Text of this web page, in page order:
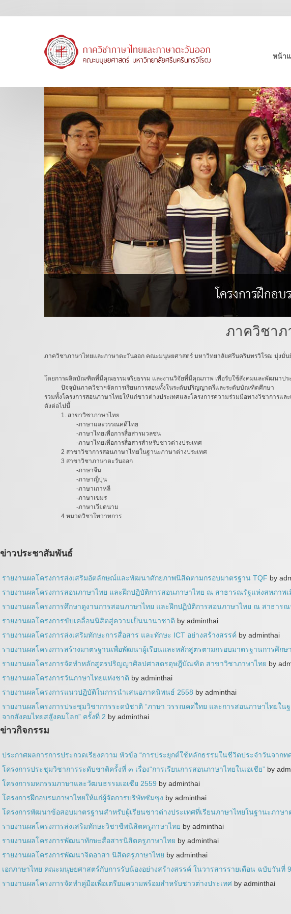
หน้า
ภาควิชาภ
ภาควิชาภาษาไทยและภาษาตะวันออก คณะมนุษยศาสตร์ มหาวิทยาลัยศรีนครินทรวิโรฒ มุ่ง
โดยการผลิตบัณฑิตที่มีคุณธรรมจริยธรรม และงานวิจัยที่มีคุณภาพ เพื่อรับใช้สังคมและพัฒนาปร
ปัจจุบันภาควิชาฯจัดการเรียนการสอนทั้งในระดับปริญญาตรีและระดับบัณฑิตศึกษา
รวมทั้งโครงการสอนภาษาไทยให้แก่ชาวต่างประเทศและโครงการความร่วมมือทางวิชาการแ
ดังต่อไปนี้
1. สาขาวิชาภาษาไทย
-ภาษาและวรรณคดีไทย
-ภาษาไทยเพื่อการสื่อสารมวลชน
-ภาษาไทยเพื่อการสื่อสารสำหรับชาวต่างประเทศ
2 สาขาวิชาการสอนภาษาไทยในฐานะภาษาต่างประเทศ
3 สาขาวิชาภาษาตะวันออก
-ภาษาจีน
-ภาษาญี่ปุ่น
-ภาษาเกาหลี
-ภาษาเขมร
-ภาษาเวียดนาม
4 หมวดวิชาโทวาทการ
ข่าวประชาสัมพันธ์
รายงานผลโครงการส่งเสริมอัตลักษณ์และพัฒนาศักยภาพนิสิตตามกรอบมาตรฐาน TQF by
รายงานผลโครงการสอนภาษาไทย และฝึกปฏิบัติการสอนภาษาไทย ณ สาธารณรัฐแห่งสหภาพเ
รายงานผลโครงการศึกษาดูงานการสอนภาษาไทย และฝึกปฏิบัติการสอนภาษาไทย ณ สาธาร
รายงานผลโครงการขับเคลื่อนนิสิตสู่ความเป็นนานาชาติ by adminthai
รายงานผลโครงการส่งเสริมทักษะการสื่อสาร และทักษะ ICT อย่างสร้างสรรค์ by adminthai
รายงานผลโครงการสร้างมาตรฐานเพื่อพัฒนาผู้เรียนและหลักสูตรตามกรอบมาตรฐานการศึกษ
รายงานผลโครงการจัดทำหลักสูตรปริญญาศิลปศาสตรดุษฎีบัณฑิต สาขาวิชาภาษาไทย by
รายงานผลโครงการวันภาษาไทยแห่งชาติ by adminthai
รายงานผลโครงการแนวปฏิบัติในการนำเสนอภาคนิพนธ์ 2558 by adminthai
รายงานผลโครงการประชุมวิชาการระดบัชาติ “ภาษา วรรณคดไีทย และการสอนภาษาไทยใน
จากสังคมไทยสสู่ังคมโลก” ครั้งที่ 2 by adminthai
ข่าวกิจกรรม
ประกาศผลการการประกวดเรียงความ หัวข้อ “การประยุกต์ใช้หลักธรรมในชีวิตประจำวันจากท
โครงการประชุมวิชาการระดับชาติครั้งที่ ๓ เรื่อง“การเรียนการสอนภาษาไทยในเอเชีย” by
โครงการมหกรรมภาษาและวัฒนธรรมเอเซีย 2559 by adminthai
โครงการฝึกอบรมภาษาไทยให้แก่ผู้จัดการบริษัทซัมซุง by adminthai
โครงการพัฒนาข้อสอบมาตรฐานสำหรับผู้เรียนชาวต่างประเทศที่เรียนภาษาไทยในฐานะภาษา
รายงานผลโครงการส่งเสริมทักษะวิชาชีพนิสิตครูภาษาไทย by adminthai
รายงานผลโครงการพัฒนาทักษะสื่อสารนิสิตครูภาษาไทย by adminthai
รายงานผลโครงการพัฒนาจิตอาสา นิสิตครูภาษาไทย by adminthai
เอกภาษาไทย คณะมนุษยศาสตร์กับการรับน้องอย่างสร้างสรรค์ ในวารสารรายเดือน ฉบับวันที่
รายงานผลโครงการจัดทำคู่มือเพื่อเตรียมความพร้อมสำหรับชาวต่างประเทศ by adminthai